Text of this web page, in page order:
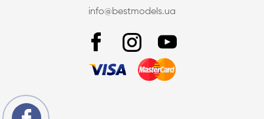
info@bestmodels.ua